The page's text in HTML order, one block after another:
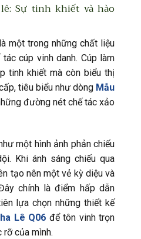
Sự tinh khiết và hào
một trong những chất liệu
cúp vinh danh. Cúp làm
tinh khiết mà còn biểu thị
tiêu biểu như dòng Mẫu
đường nét chế tác xảo
một hình ảnh phản chiếu
Khi ánh sáng chiếu qua
tạo nên một vẻ kỳ diệu và
chính là điểm hấp dẫn
lựa chọn những thiết kế
Lê Q06 để tôn vinh trọn
rỡ của mình.